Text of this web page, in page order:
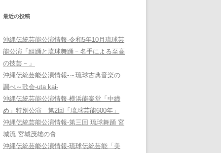
最近の投稿
沖縄伝統芸能公演情報-令和5年10月琉球芸
能公演「組踊と琉球舞踊－名手による至高
の技芸－」
沖縄伝統芸能公演情報-～琉球古典音楽の
調べ～歌会-uta kai-
沖縄伝統芸能公演情報-横浜能楽堂「中締
め」特別公演 第2回「琉球芸能600年」
沖縄伝統芸能公演情報-第三回 琉球舞踊 宮
城流 宮城茂雄の會
沖縄伝統芸能公演情報-琉球伝統芸能「美